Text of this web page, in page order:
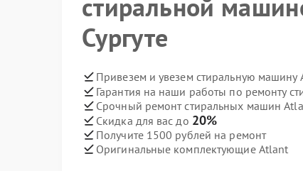
стиральной
Сургуте
Привезем и увезем стиральную машину
Гарантия на наши работы по ремонту
Срочный ремонт стиральных машин
Скидка для вас до 20%
Получите 1500 рублей на ремонт
Оригинальные комплектующие Atlant